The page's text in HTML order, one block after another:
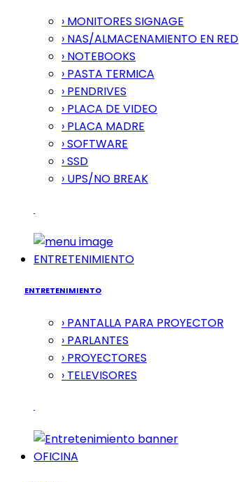
› MONITORES SIGNAGE
› NAS/ALMACENAMIENTO EN RED
› NOTEBOOKS
› PASTA TERMICA
› PENDRIVES
› PLACA DE VIDEO
› PLACA MADRE
› SOFTWARE
› SSD
› UPS/NO BREAK
ENTRETENIMIENTO
ENTRETENIMIENTO
› PANTALLA PARA PROYECTOR
› PARLANTES
› PROYECTORES
› TELEVISORES
OFICINA